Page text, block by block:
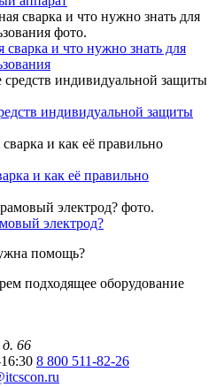
сварка и что нужно знать для
индивидуальной защиты
и как её правильно
электрод?
помощь?
подходящее оборудование
д. 66
8 800 511-82-26